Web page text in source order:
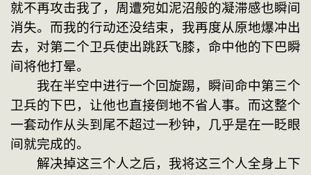
就不再攻击我了，周遭宛如泥沼般的凝滞感也瞬间
消失。而我的行动还没结束，我再度从原地爆冲出
去，对第二个卫兵使出跳跃飞膝，命中他的下巴瞬
间将他打晕。
我在半空中进行一个回旋踢，瞬间命中第三个
卫兵的下巴，让他也直接倒地不省人事。而这整个
一套动作从头到尾不超过一秒钟，几乎是在一眨眼
间就完成的。
解决掉这三个人之后，我将这三个人全身上下